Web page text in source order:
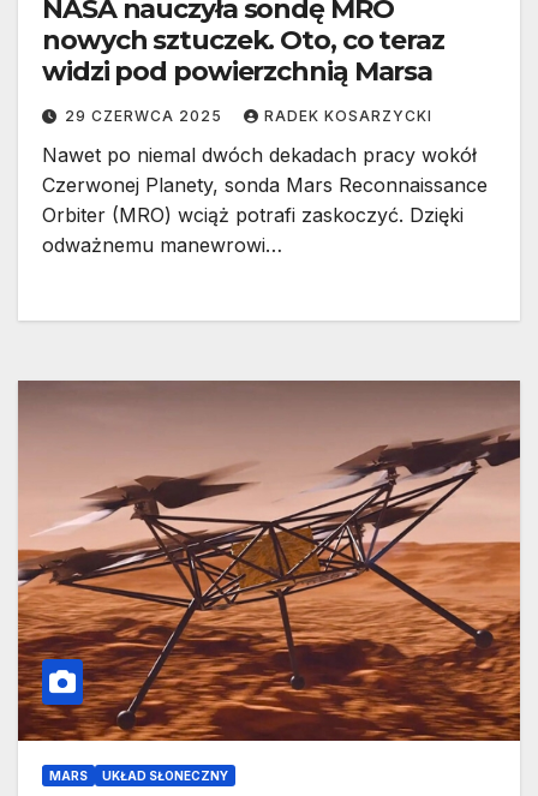
NASA nauczyła sondę MRO
nowych sztuczek. Oto, co teraz
widzi pod powierzchnią Marsa
29 CZERWCA 2025 RADEK KOSARZYCKI
Nawet po niemal dwóch dekadach pracy wokół
Czerwonej Planety, sonda Mars Reconnaissance
Orbiter (MRO) wciąż potrafi zaskoczyć. Dzięki
odważnemu manewrowi…
MARS UKŁAD SŁONECZNY